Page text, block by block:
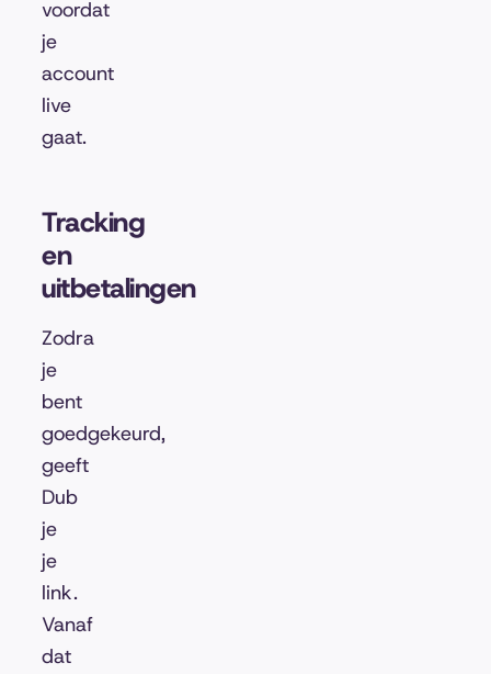
voordat
je
account
live
gaat.
Tracking
en
uitbetalingen
Zodra
je
bent
goedgekeurd,
geeft
Dub
je
je
link.
Vanaf
dat